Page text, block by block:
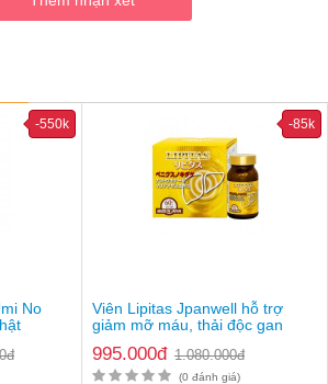
hỗ trợ tăng cường sinh lý nam
hợp giữa tinh trùng - trứng
lại việc thiệt hại DNA
No
-550k
Viên Lipitas Jpanwell hỗ trợ
giảm mỡ máu, thải độc gan
995.000đ 1.080.000đ
-85k
(0 đánh giá)